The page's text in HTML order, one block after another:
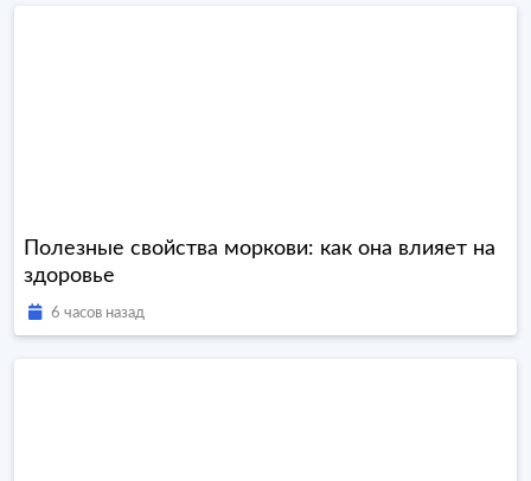
Полезные свойства моркови: как она влияет на
здоровье
6 часов назад